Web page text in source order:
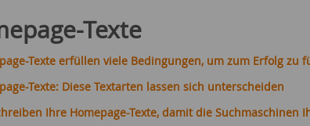
Texte
Texte erfüllen viele Bedingungen, um zum Erfolg zu
Texte: Diese Textarten lassen sich unterscheiden
Ihre Homepage-Texte, damit die Suchmaschinen